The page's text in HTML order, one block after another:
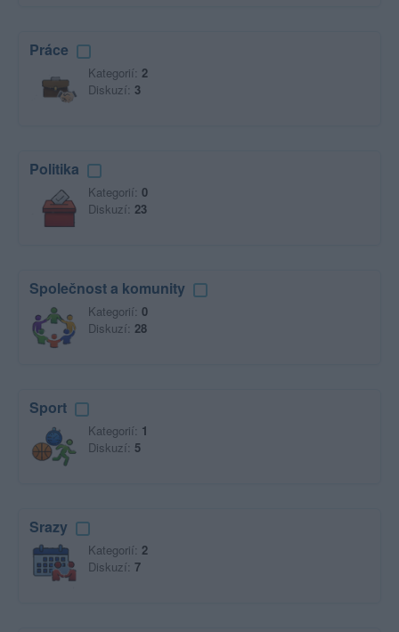
Práce
Kategorií: 2
Diskuzí: 3
Politika
Kategorií: 0
Diskuzí: 23
Společnost a komunity
Kategorií: 0
Diskuzí: 28
Sport
Kategorií: 1
Diskuzí: 5
Srazy
Kategorií: 2
Diskuzí: 7